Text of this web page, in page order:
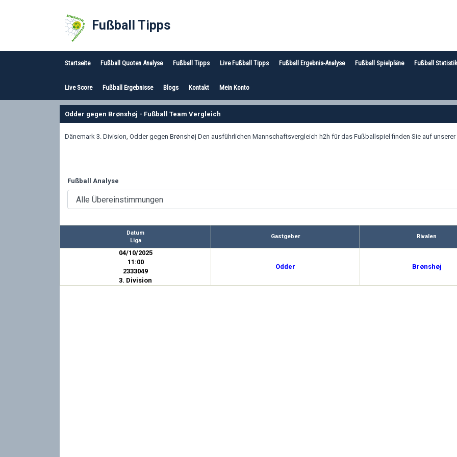
Fußball Tipps
Startseite Fußball Quoten Analyse Fußball Tipps Live Fußball Tipps Fußball Ergebnis-Analyse Fußball Spielpläne Fußball Statistik
Live Score Fußball Ergebnisse Blogs Kontakt Mein Konto
Odder gegen Brønshøj - Fußball Team Vergleich
Dänemark 3. Division, Odder gegen Brønshøj Den ausführlichen Mannschaftsvergleich h2h für das Fußballspiel finden Sie auf unserer
Fußball Analyse
Datum
Liga
Gastgeber Rivalen
04/10/2025
11:00
2333049
3. Division
Odder Brønshøj